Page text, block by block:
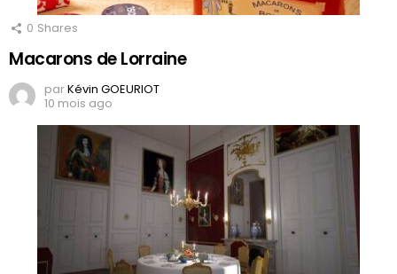
0 Shares
Macarons de Lorraine
parKévin GOEURIOT
10 mois ago